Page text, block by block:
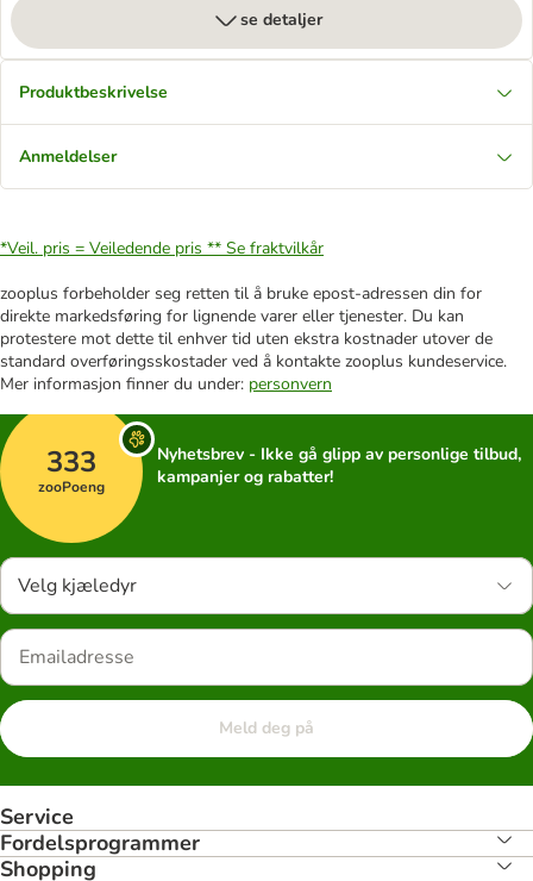
se detaljer
Produktbeskrivelse
Anmeldelser
*Veil. pris = Veiledende pris ** Se fraktvilkår
zooplus forbeholder seg retten til å bruke epost-adressen din for
direkte markedsføring for lignende varer eller tjenester. Du kan
protestere mot dette til enhver tid uten ekstra kostnader utover de
standard overføringsskostader ved å kontakte zooplus kundeservice.
Mer informasjon finner du under: personvern
333
zooPoeng
Nyhetsbrev - Ikke gå glipp av personlige tilbud,
kampanjer og rabatter!
Velg kjæledyr
Meld deg på
Service
Fordelsprogrammer
Shopping